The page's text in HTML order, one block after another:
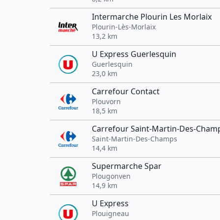
Intermarche Plourin Les Morlaix
Plourin-Lès-Morlaix
13,2 km
U Express Guerlesquin
Guerlesquin
23,0 km
Carrefour Contact
Plouvorn
18,5 km
Carrefour Saint-Martin-Des-
Saint-Martin-Des-Champs
14,4 km
Supermarche Spar
Plougonven
14,9 km
U Express
Plouigneau